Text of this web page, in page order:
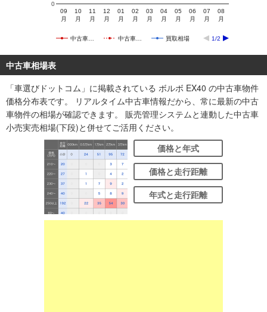
中古車… 中古車… 買取相場 1/2
09
月
10
月
11
月
12
月
01
月
02
月
03
月
04
月
05
月
06
月
07
月
08
月
0
中古車相場表
「車選びドットコム」に掲載されている ボルボ EX40 の中古車物件
価格分布表です。 リアルタイム中古車情報だから、常に最新の中古
車物件の相場が確認できます。 販売管理システムと連動した中古車
小売実売相場(下段)と併せてご活用ください。
価格と年式
価格と走行距離
年式と走行距離